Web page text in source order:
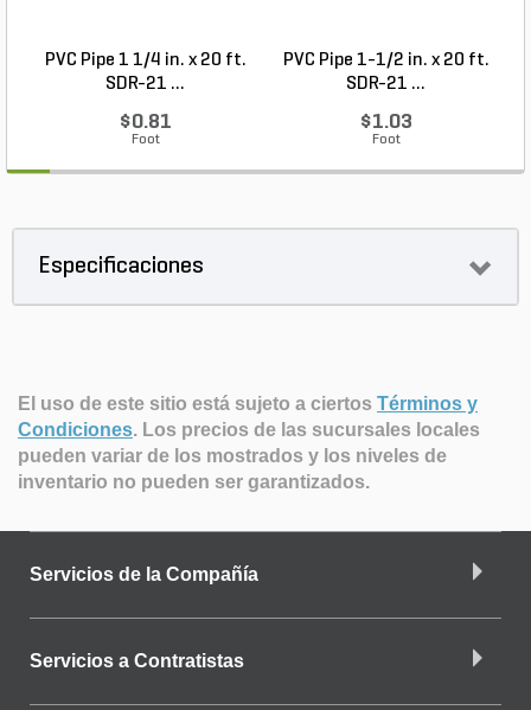
PVC Pipe 1 1/4 in. x 20 ft.
SDR-21 ...
$0.81
Foot
PVC Pipe 1-1/2 in. x 20 ft.
SDR-21 ...
$1.03
Foot
Especificaciones
El uso de este sitio está sujeto a ciertos Términos y
Condiciones. Los precios de las sucursales locales
pueden variar de los mostrados y los niveles de
inventario no pueden ser garantizados.
Servicios de la Compañía
Servicios a Contratistas